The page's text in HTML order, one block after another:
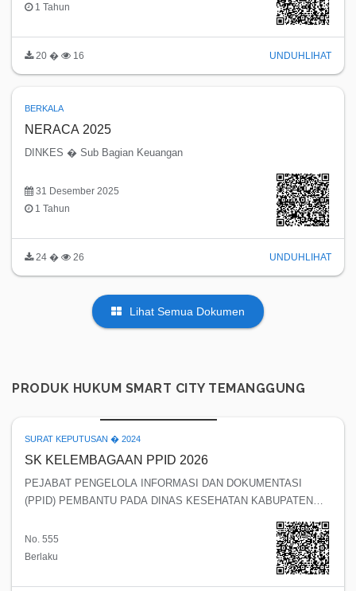
1 Tahun
20 � 16 UNDUH LIHAT
BERKALA
NERACA 2025
DINKES � Sub Bagian Keuangan
31 Desember 2025
1 Tahun
24 � 26 UNDUH LIHAT
Lihat Semua Dokumen
PRODUK HUKUM SMART CITY TEMANGGUNG
SURAT KEPUTUSAN � 2024
SK KELEMBAGAAN PPID 2026
PEJABAT PENGELOLA INFORMASI DAN DOKUMENTASI
(PPID) PEMBANTU PADA DINAS KESEHATAN KABUPATEN
No. 555
Berlaku